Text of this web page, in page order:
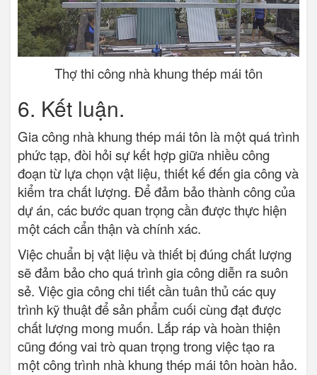
Thợ thi công nhà khung thép mái tôn
6. Kết luận.
Gia công nhà khung thép mái tôn là một quá trình
phức tạp, đòi hỏi sự kết hợp giữa nhiều công
đoạn từ lựa chọn vật liệu, thiết kế đến gia công và
kiểm tra chất lượng. Để đảm bảo thành công của
dự án, các bước quan trọng cần được thực hiện
một cách cẩn thận và chính xác.
Việc chuẩn bị vật liệu và thiết bị đúng chất lượng
sẽ đảm bảo cho quá trình gia công diễn ra suôn
sẻ. Việc gia công chi tiết cần tuân thủ các quy
trình kỹ thuật để sản phẩm cuối cùng đạt được
chất lượng mong muốn. Lắp ráp và hoàn thiện
cũng đóng vai trò quan trọng trong việc tạo ra
một công trình nhà khung thép mái tôn hoàn hảo.